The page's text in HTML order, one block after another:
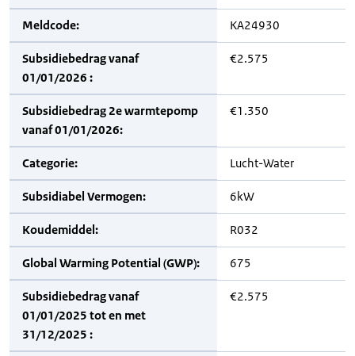
Meldcode: KA24930
Subsidiebedrag vanaf
01/01/2026 :
€2.575
Subsidiebedrag 2e warmtepomp
vanaf 01/01/2026:
€1.350
Categorie: Lucht-Water
Subsidiabel Vermogen: 6kW
Koudemiddel: R032
Global Warming Potential (GWP): 675
Subsidiebedrag vanaf
01/01/2025 tot en met
31/12/2025 :
€2.575